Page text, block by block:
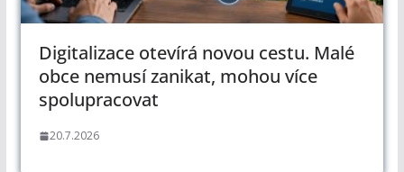
Digitalizace otevírá novou cestu. Malé
obce nemusí zanikat, mohou více
spolupracovat
20.7.2026